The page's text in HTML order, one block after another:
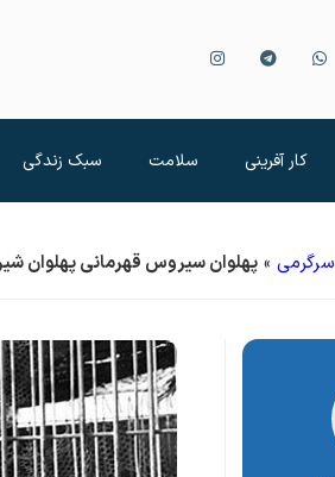
کار آفرینی سلامت سبک زندگی
سرگرمی » پهلوان سیروس قهرمانی پهلوان